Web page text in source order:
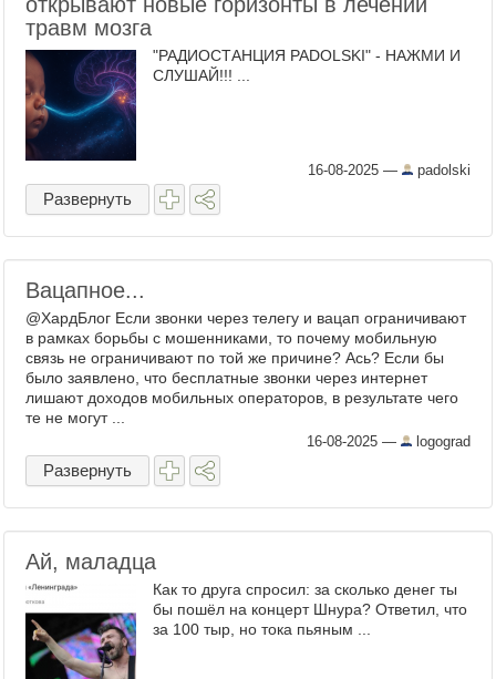
травм мозга
"РАДИОСТАНЦИЯ PADOLSKI" - НАЖМИ И
СЛУШАЙ!!! ...
16-08-2025 — padolski
Развернуть
Вацапное...
@ХардБлог Если звонки через телегу и вацап ограничивают
в рамках борьбы с мошенниками, то почему мобильную
связь не ограничивают по той же причине? Ась? Если бы
было заявлено, что бесплатные звонки через интернет
лишают доходов мобильных операторов, в результате чего
те не могут ...
16-08-2025 — logograd
Развернуть
Ай, маладца
Как то друга спросил: за сколько денег ты
бы пошёл на концерт Шнура? Ответил, что
за 100 тыр, но тока пьяным ...